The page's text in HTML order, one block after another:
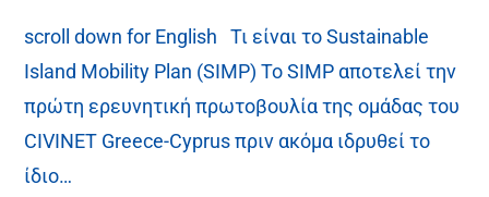
scroll down for English Τι είναι το Sustainable
Island Mobility Plan (SIMP) To SIMP αποτελεί την
πρώτη ερευνητική πρωτοβουλία της ομάδας του
CIVINET Greece-Cyprus πριν ακόμα ιδρυθεί το
ίδιο…